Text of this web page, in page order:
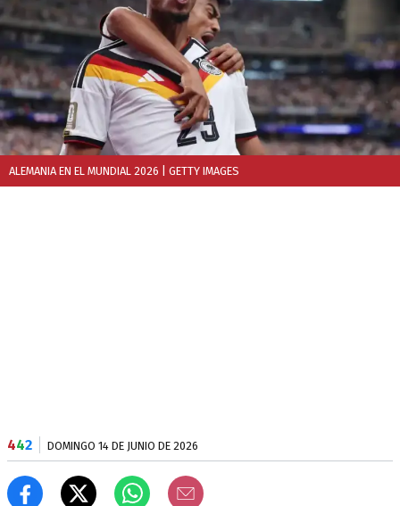
ALEMANIA EN EL MUNDIAL 2026 | GETTY IMAGES
442 DOMINGO 14 DE JUNIO DE 2026